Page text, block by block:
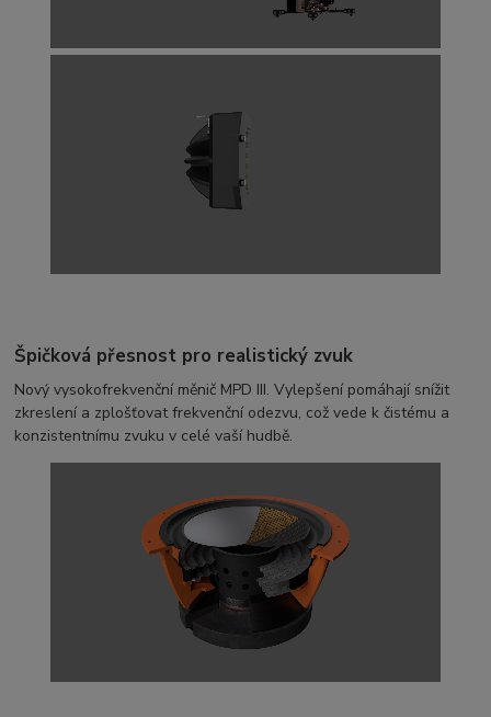
Špičková přesnost pro realistický zvuk
Nový vysokofrekvenční měnič MPD III. Vylepšení pomáhají snížit
zkreslení a zplošťovat frekvenční odezvu, což vede k čistému a
konzistentnímu zvuku v celé vaší hudbě.